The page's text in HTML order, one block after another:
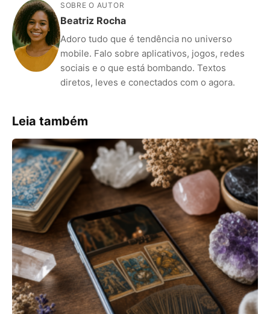
SOBRE O AUTOR
Beatriz Rocha
Adoro tudo que é tendência no universo
mobile. Falo sobre aplicativos, jogos, redes
sociais e o que está bombando. Textos
diretos, leves e conectados com o agora.
Leia também